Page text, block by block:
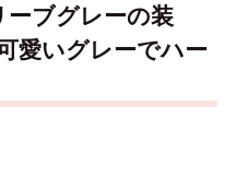
ブグレーの装
愛いグレーでハー